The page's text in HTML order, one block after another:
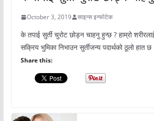
October 3, 2019 साइन्स इन्फोटेक
के तपाई सुर्ती चुरोट छोड्न चाहनु हुन्छ ? हाम्रो
सक्रिय भुमिका निभाउन सुर्तीजन्य पदार्थको ठूलो हात छ
Share this: